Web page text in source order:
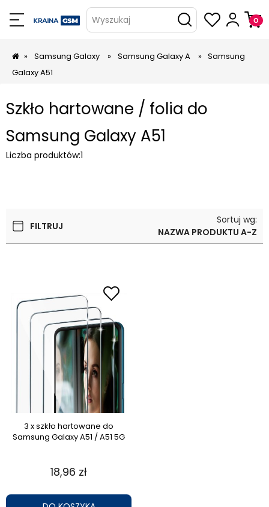
Wyszukaj
» Samsung Galaxy » Samsung Galaxy A » Samsung
Galaxy A51
Szkło hartowane / folia do
Samsung Galaxy A51
Liczba produktów:1
FILTRUJ
Sortuj wg:
NAZWA PRODUKTU A-Z
3 x szkło hartowane do
Samsung Galaxy A51 / A51 5G
18,96 zł